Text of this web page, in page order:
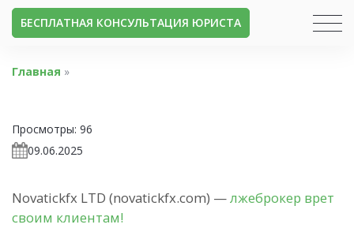
БЕСПЛАТНАЯ КОНСУЛЬТАЦИЯ ЮРИСТА
Главная »
Просмотры: 96
09.06.2025
Novatickfx LTD (novatickfx.com) —лжеброкер врет
своим клиентам!